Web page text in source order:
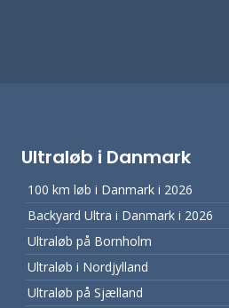
Ultraløb i Danmark
100 km løb i Danmark i 2026
Backyard Ultra i Danmark i 2026
Ultraløb på Bornholm
Ultraløb i Nordjylland
Ultraløb på Sjælland